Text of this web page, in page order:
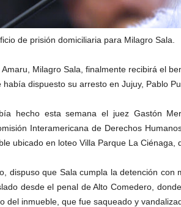
de prisión domiciliaria para Milagro Sala.
Milagro Sala, finalmente recibirá el
dispuesto su arresto en Jujuy, Pablo
hecho esta semana el juez Gastón
Interamericana de Derechos
ubicado en loteo Villa Parque La Ciénaga,
dispuso que Sala cumpla la detención
desde el penal de Alto Comedero,
del inmueble, que fue saqueado y